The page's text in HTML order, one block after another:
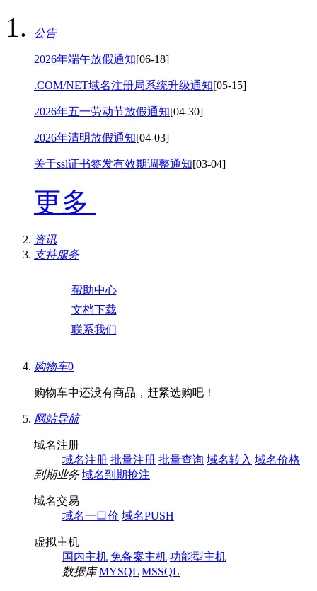
公告
2026年端午放假通知[06-18]
.COM/NET域名注册局系统升级通知[05-15]
2026年五一劳动节放假通知[04-30]
2026年清明放假通知[04-03]
关于ssl证书签发有效期调整通知[03-04]
更多
资讯
支持服务
帮助中心
文档下载
联系我们
购物车0
购物车中还没有商品，赶紧选购吧！
网站导航
域名注册
域名注册 批量注册 批量查询 域名转入 域名价格
到期业务 域名到期抢注
域名交易
域名一口价 域名PUSH
虚拟主机
国内主机 免备案主机 功能型主机
数据库 MYSQL MSSQL